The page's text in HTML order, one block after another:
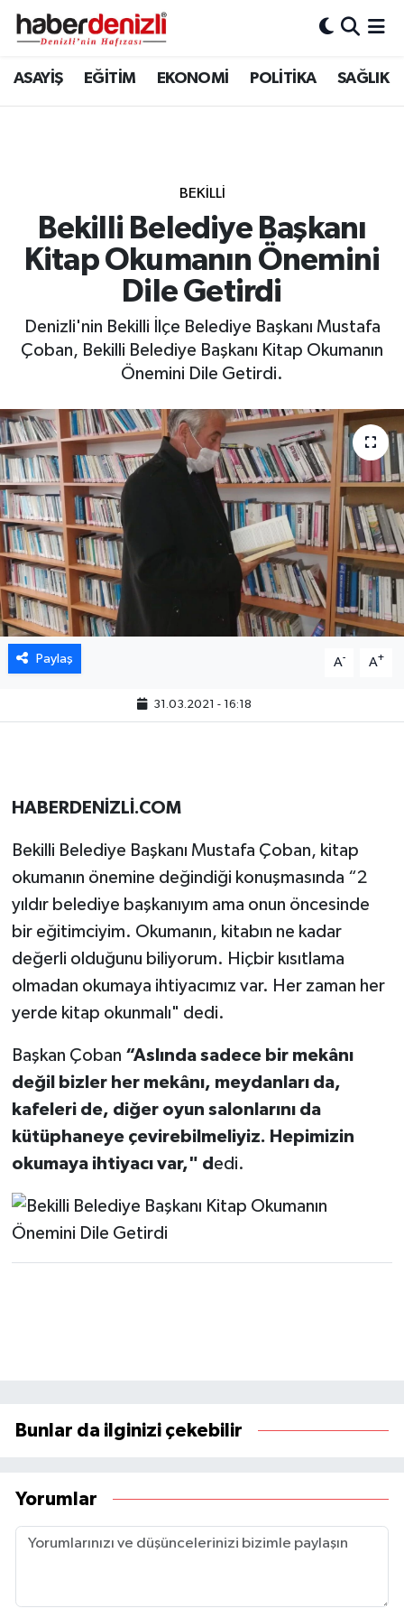
ASAYİŞ EĞİTİM EKONOMİ POLİTİKA SAĞLIK
BEKİLLİ
Bekilli Belediye Başkanı
Kitap Okumanın Önemini
Dile Getirdi
Denizli'nin Bekilli İlçe Belediye Başkanı Mustafa
Çoban, Bekilli Belediye Başkanı Kitap Okumanın
Önemini Dile Getirdi.
Paylaş A- A+
31.03.2021 - 16:18
HABERDENİZLİ.COM
Bekilli Belediye Başkanı Mustafa Çoban, kitap
okumanın önemine değindiği konuşmasında “2
yıldır belediye başkanıyım ama onun öncesinde
bir eğitimciyim. Okumanın, kitabın ne kadar
değerli olduğunu biliyorum. Hiçbir kısıtlama
olmadan okumaya ihtiyacımız var. Her zaman her
yerde kitap okunmalı" dedi.
Başkan Çoban “Aslında sadece bir mekânı
değil bizler her mekânı, meydanları da,
kafeleri de, diğer oyun salonlarını da
kütüphaneye çevirebilmeliyiz. Hepimizin
okumaya ihtiyacı var," d edi.
Bunlar da ilginizi çekebilir
Yorumlar
Denizli Nöbetçi Eczaneler
Tüm Manşetler
Son Dakika Haberleri
Haber Arşivi